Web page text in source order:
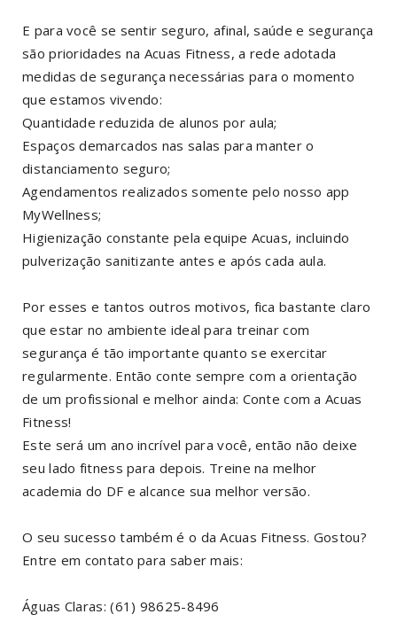
E para você se sentir seguro, afinal, saúde e segurança
são prioridades na Acuas Fitness, a rede adotada
medidas de segurança necessárias para o momento
que estamos vivendo:
Quantidade reduzida de alunos por aula;
Espaços demarcados nas salas para manter o
distanciamento seguro;
Agendamentos realizados somente pelo nosso app
MyWellness;
Higienização constante pela equipe Acuas, incluindo
pulverização sanitizante antes e após cada aula.
Por esses e tantos outros motivos, fica bastante claro
que estar no ambiente ideal para treinar com
segurança é tão importante quanto se exercitar
regularmente. Então conte sempre com a orientação
de um profissional e melhor ainda: Conte com a Acuas
Fitness!
Este será um ano incrível para você, então não deixe
seu lado fitness para depois. Treine na melhor
academia do DF e alcance sua melhor versão.
O seu sucesso também é o da Acuas Fitness. Gostou?
Entre em contato para saber mais:
Águas Claras: (61) 98625-8496